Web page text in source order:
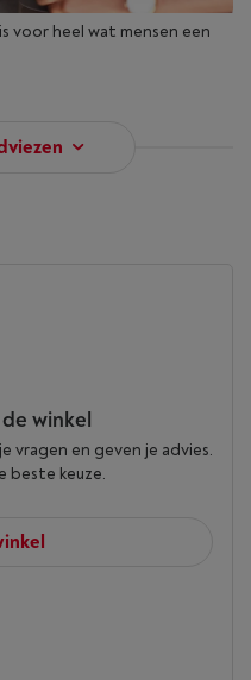
voor heel wat mensen een
winkel
vragen en geven je advies.
beste keuze.